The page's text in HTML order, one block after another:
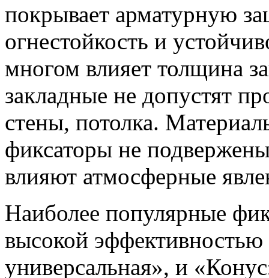
покрывает арматурную
огнестойкость и
многом влияет толщина
закладные не допустят
стены, потолка.
фиксаторы не
влияют атмосферные
Наиболее популярные
высокой эффективностью
универсальная», и